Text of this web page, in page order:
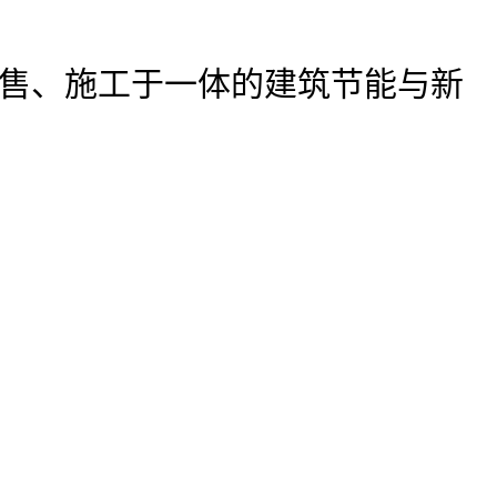
、施工于一体的建筑节能与新